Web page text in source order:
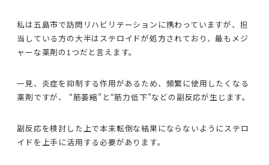
私は五島市で訪問リハビリテーションに携わっていますが、担
当している方の大半はステロイドが処方されており、最もメジ
ャーな薬剤の1つだと言えます。
一見、炎症を抑制する作用があるため、頻繁に使用したくなる
薬剤ですが、 “筋萎縮”と“筋力低下”などの副反応が生じます。
副反応を検討した上で本末転倒な結果にならないようにステロ
イドを上手に活用する必要があります。